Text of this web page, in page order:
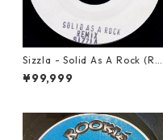
Sizzla - Solid As A Rock (Re
mix)【7-21821】
¥99,999